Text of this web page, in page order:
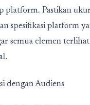
platform. Pastikan
spesifikasi platform
semua elemen terlihat
dengan Audiens